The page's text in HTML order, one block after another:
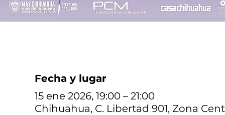
Fecha y lugar
15 ene 2026, 19:00 – 21:00
Chihuahua, C. Libertad 901, Zona